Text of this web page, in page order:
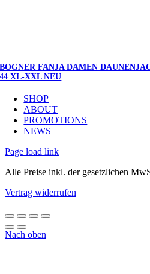
BOGNER FANJA DAMEN
44 XL-XXL NEU
SHOP
ABOUT
PROMOTIONS
NEWS
Page load link
Alle Preise inkl. der gesetzlichen
Vertrag widerrufen
Nach oben